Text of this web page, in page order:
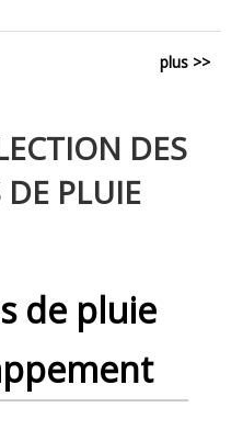
plus >>
DES
DE PLUIE
de pluie